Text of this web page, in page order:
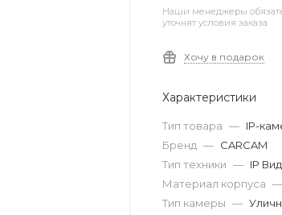
Наши менеджеры
уточнят условия заказа
Хочу в подарок
Характеристики
Тип товара — IP-
Бренд — CARCAM
Тип техники — IP
Материал корпуса —
Тип камеры —